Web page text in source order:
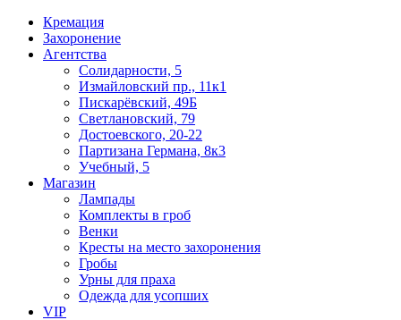
Кремация
Захоронение
Агентства
Солидарности, 5
Измайловский пр., 11к1
Пискарёвский, 49Б
Светлановский, 79
Достоевского, 20-22
Партизана Германа, 8к3
Учебный, 5
Магазин
Лампады
Комплекты в гроб
Венки
Кресты на место захоронения
Гробы
Урны для праха
Одежда для усопших
VIP